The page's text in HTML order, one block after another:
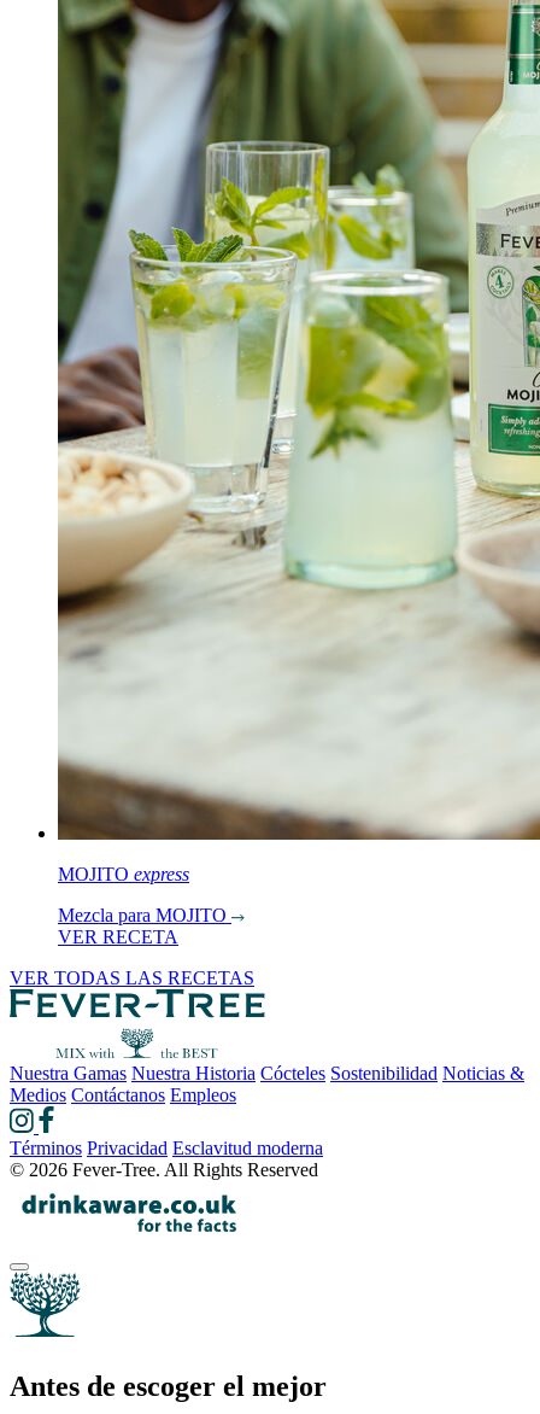
MOJITO express
Mezcla para MOJITO
VER RECETA
VER TODAS LAS RECETAS
Nuestra Gamas Nuestra Historia Cócteles Sostenibilidad Noticias &
Medios Contáctanos Empleos
Términos Privacidad Esclavitud moderna
© 2026 Fever-Tree. All Rights Reserved
Antes de escoger el mejor